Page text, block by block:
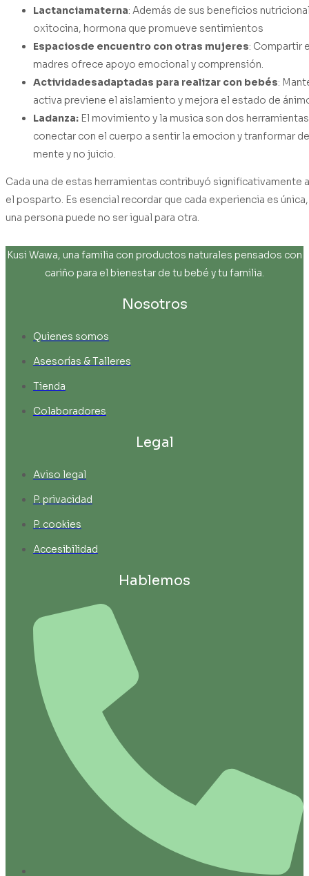
Lactanciamaterna: Además de sus beneficios
oxitocina, hormona que promueve sentimientos
Espaciosde encuentro con otras mujeres: Compartir
madres ofrece apoyo emocional y comprensión.
Actividadesadaptadas para realizar con bebés:
activa previene el aislamiento y mejora el estado de
Ladanza: El movimiento y la musica son dos
conectar con el cuerpo a sentir la emocion y tranformar
mente y no juicio.
Cada una de estas herramientas contribuyó significativamente
el posparto. Es esencial recordar que cada experiencia es
una persona puede no ser igual para otra.
Kusi Wawa, una familia con productos naturales pensados con
cariño para el bienestar de tu bebé y tu familia.
Nosotros
Quienes somos
Asesorías & Talleres
Tienda
Colaboradores
Legal
Aviso legal
P. privacidad
P. cookies
Accesibilidad
Hablemos